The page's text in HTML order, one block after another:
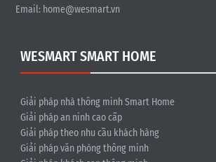
Email: home@wesmart.vn
WESMART SMART HOME
Giải pháp nhà thông minh Smart Home
Giải pháp an ninh cao cấp
Giải pháp theo nhu cầu khách hàng
Giải pháp văn phòng thông minh